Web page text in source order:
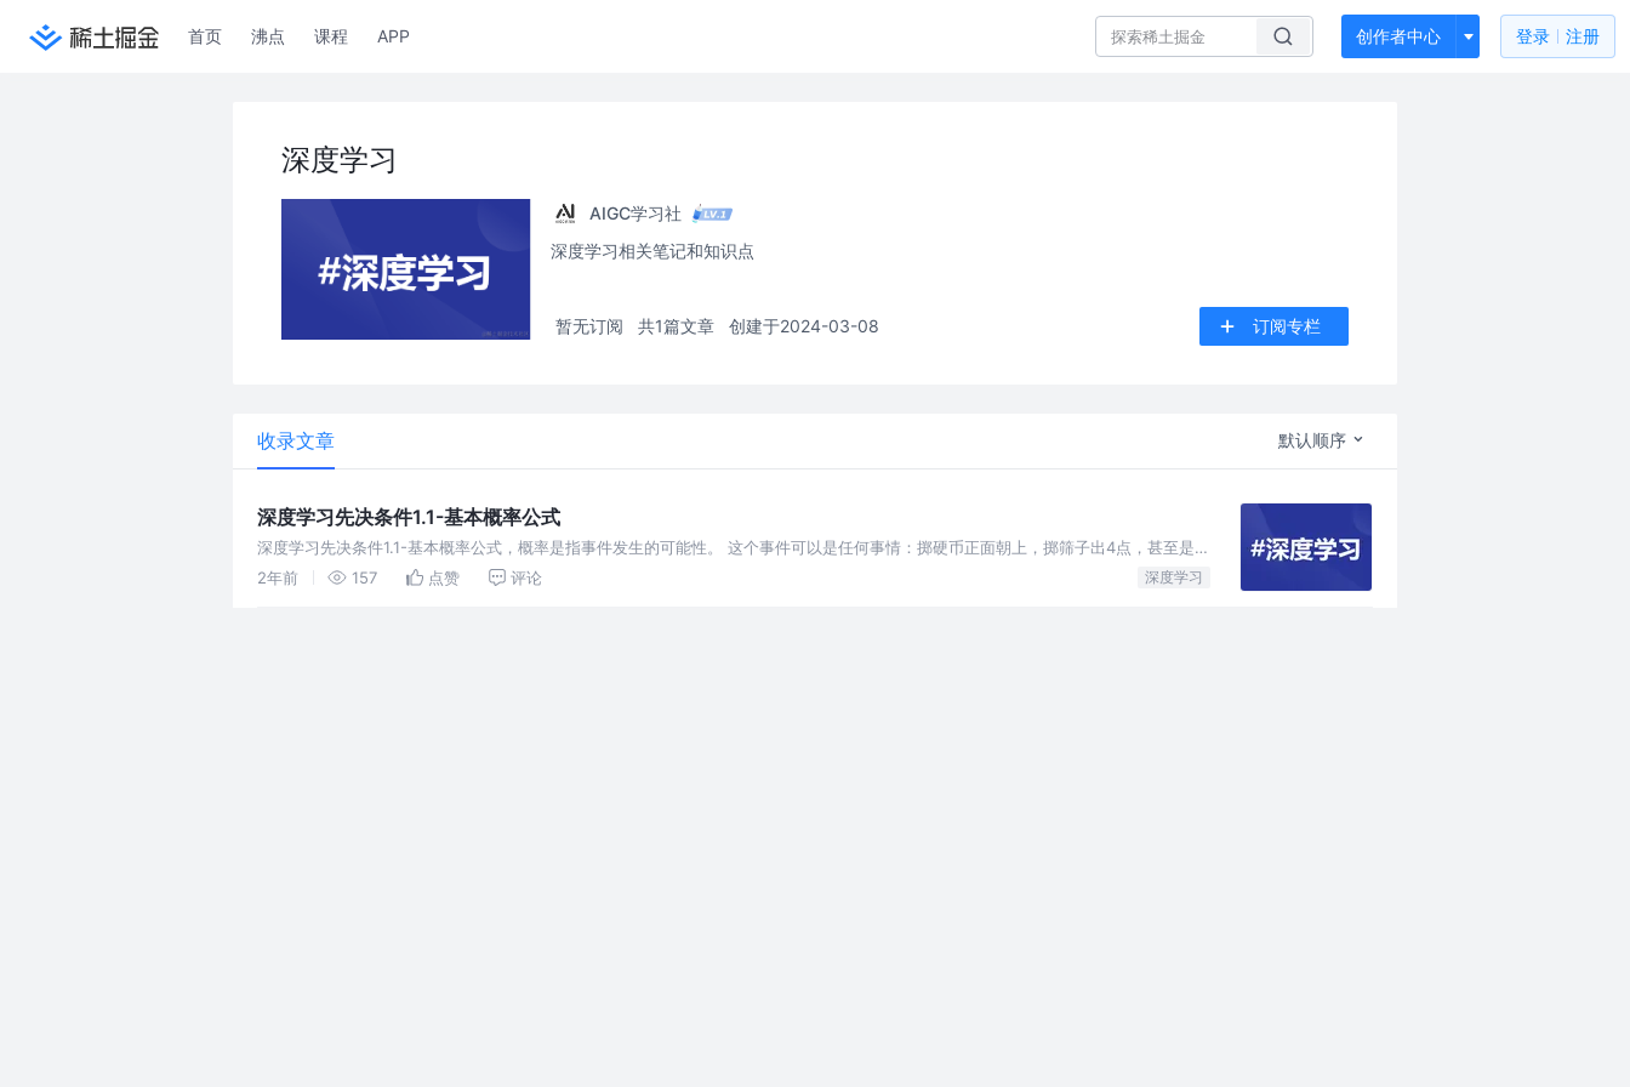
首页 沸点 课程 APP 创作者中心 登录 注册
深度学习
AIGC学习社
深度学习相关笔记和知识点
暂无订阅 共1篇文章 创建于2024-03-08 订阅专栏
收录文章 默认顺序
深度学习先决条件1.1-基本概率公式
深度学习先决条件1.1-基本概率公式，概率是指事件发生的可能性。 这个事件可以是任何事情：掷硬币正面朝上，掷筛子出4点，甚至是卧
推225磅。 我们用0到1之间的数值来衡量概率，例如一件事的概率可以
2年前 157 点赞 评论 深度学习